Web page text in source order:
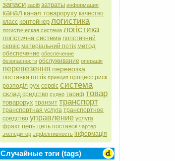
запаси засіб затраты информация
канал канал товароруху качество
класс контейнер логистика
логистическая система логістика
логістична система логістичний
сервіс матеріальний потік метод
обеспечение обеспечение
безопасности обслуживание операція
перевезення перевозка
поставка потік принцип процесс риск
розподіл рух сервіс система
склад средство судно тариф товар
товарорух транзит транспорт
транспортная услуга транспортное
средство управление услуга
фрахт цепь цепь поставок чартер
экспедитор эффективность інформація
Случайные тэги (tags)